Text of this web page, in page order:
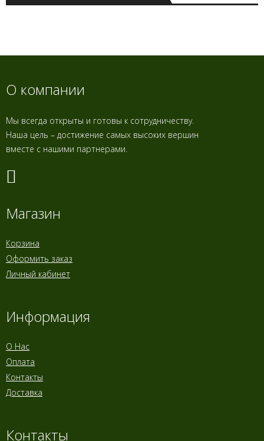
О компании
Мы всегда открыты и готовы к сотрудничеству.
Наша цель – достижение самых высоких вершин
вместе с нашими партнерами.
Магазин
Корзина
Оформить заказ
Личный кабинет
Информация
О Нас
Оплата
Контакты
Доставка
Контакты